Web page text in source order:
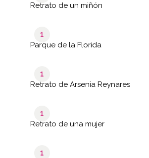
Retrato de un miñón
1
Parque de la Florida
1
Retrato de Arsenia Reynares
1
Retrato de una mujer
1